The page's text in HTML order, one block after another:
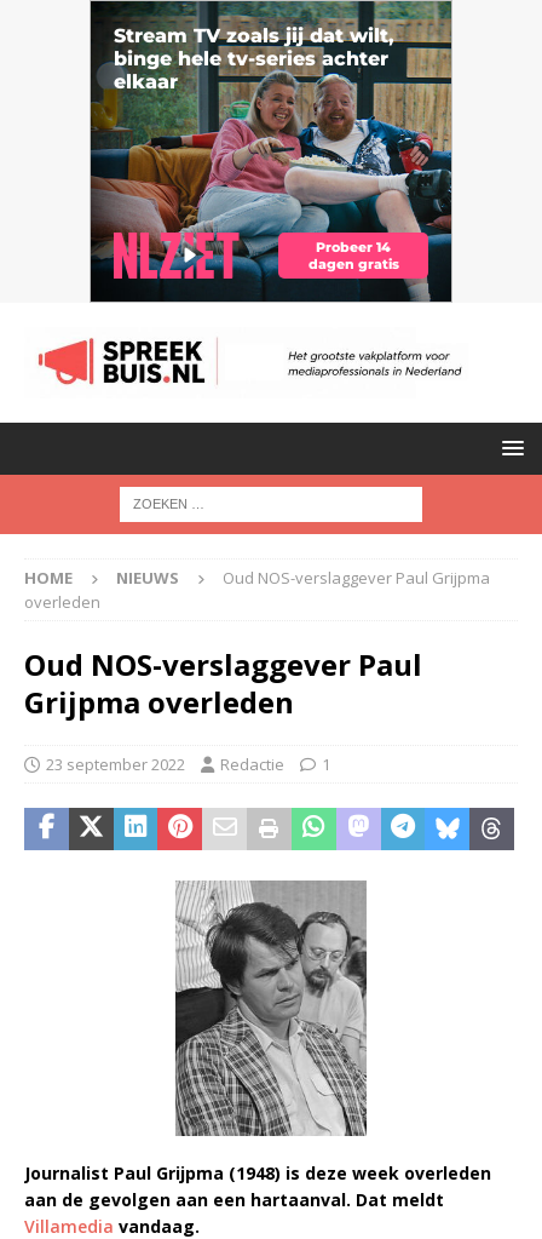
HOME NIEUWS
Oud NOS-verslaggever Paul Grijpma
overleden
Oud NOS-verslaggever Paul
Grijpma overleden
23 september 2022 Redactie 1
Journalist Paul Grijpma (1948) is deze week overleden
aan de gevolgen aan een hartaanval. Dat meldt
Villamedia vandaag.